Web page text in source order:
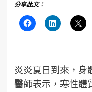
分享此文：
炎炎夏日到來，身
醫師表示，寒性體